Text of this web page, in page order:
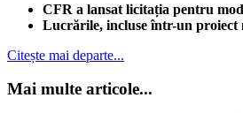
CFR a lansat licitația pentru
Lucrările, incluse într-un proiect
Citește mai departe...
Mai multe articole...